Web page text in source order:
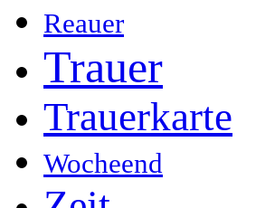
Reauer
Trauer
Trauerkarte
Wocheend